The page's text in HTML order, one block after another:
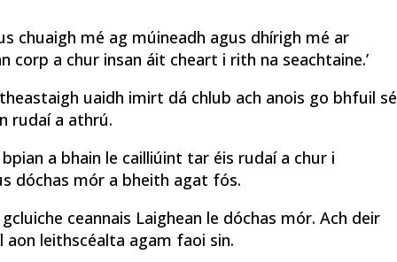
chuaigh mé ag múineadh agus dhírigh mé ar
corp a chur insan áit cheart i rith na seachtaine.’
uaidh imirt dá chlub ach anois go bhfuil sé
rudaí a athrú.
a bhain le cailliúint tar éis rudaí a chur i
dóchas mór a bheith agat fós.
ceannais Laighean le dóchas mór. Ach deir
aon leithscéalta agam faoi sin.